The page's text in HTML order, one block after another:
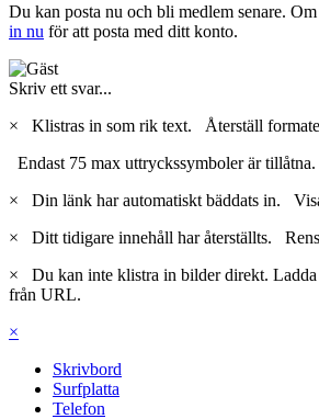
Du kan posta nu och bli medlem senare.
in nu för att posta med ditt konto.
Skriv ett svar...
×
Klistras in som rik text. Återställ
Endast 75 max uttryckssymboler är tillåtna.
×
Din länk har automatiskt bäddats in.
×
Ditt tidigare innehåll har återställts.
×
Du kan inte klistra in bilder direkt.
från URL.
×
Skrivbord
Surfplatta
Telefon